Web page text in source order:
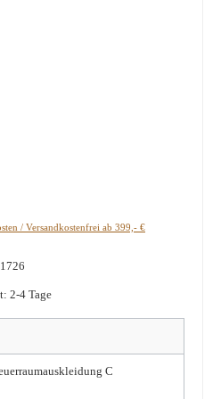
/ Versandkostenfrei ab 399,- €
2-4 Tage
C